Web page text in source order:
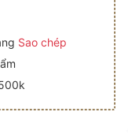
Sao chép